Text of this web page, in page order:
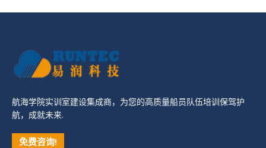
航海学院实训室建设集成商，为您的高质量船员队伍培训保驾护
航，成就未来.
免费咨询!